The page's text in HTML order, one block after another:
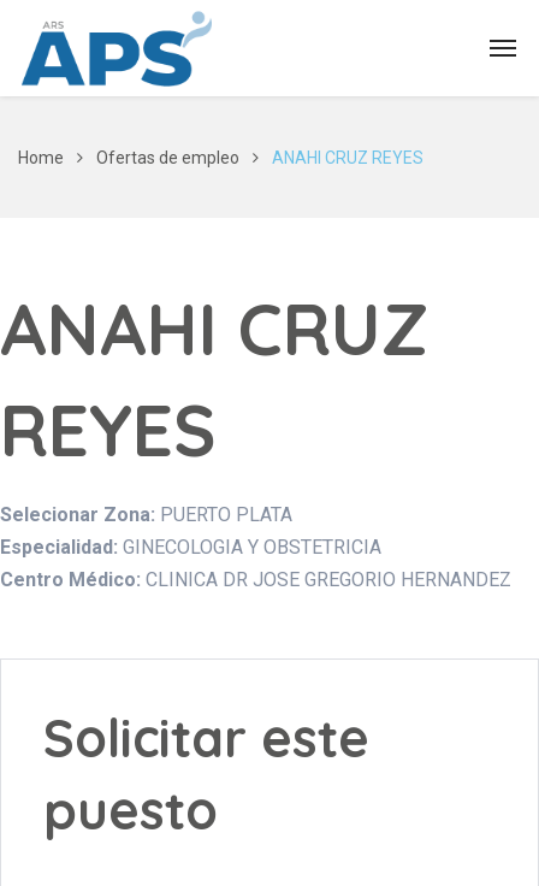
Home Ofertas de empleo ANAHI CRUZ REYES
ANAHI CRUZ
REYES
Selecionar Zona: PUERTO PLATA
Especialidad: GINECOLOGIA Y OBSTETRICIA
Centro Médico: CLINICA DR JOSE GREGORIO HERNANDEZ
Solicitar este
puesto